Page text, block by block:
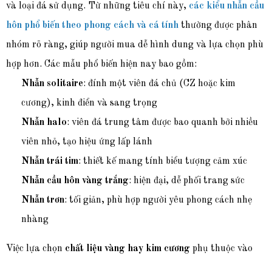
và loại đá sử dụng. Từ những tiêu chí này, các kiểu nhẫn cầu
hôn phổ biến theo phong cách và cá tính thường được phân
nhóm rõ ràng, giúp người mua dễ hình dung và lựa chọn phù
hợp hơn. Các mẫu phổ biến hiện nay bao gồm:
Nhẫn solitaire: đính một viên đá chủ (CZ hoặc kim
cương), kinh điển và sang trọng
Nhẫn halo: viên đá trung tâm được bao quanh bởi nhiều
viên nhỏ, tạo hiệu ứng lấp lánh
Nhẫn trái tim: thiết kế mang tính biểu tượng cảm xúc
Nhẫn cầu hôn vàng trắng: hiện đại, dễ phối trang sức
Nhẫn trơn: tối giản, phù hợp người yêu phong cách nhẹ
nhàng
Việc lựa chọn chất liệu vàng hay kim cương phụ thuộc vào